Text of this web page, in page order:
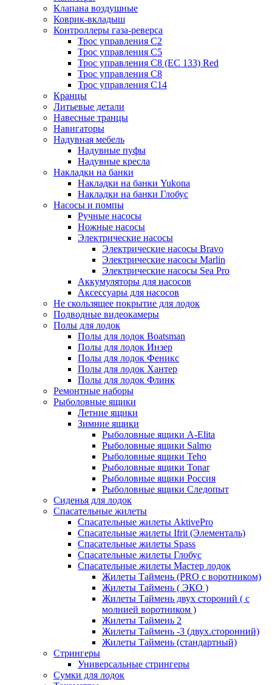
Клапана воздушные
Коврик-вкладыш
Контроллеры газа-реверса
Трос управления C2
Трос управления C5
Трос управления C8 (ЕС 133) Red
Трос управления C8
Трос управления C14
Кранцы
Литьевые детали
Навесные транцы
Навигаторы
Надувная мебель
Надувные пуфы
Надувные кресла
Накладки на банки
Накладки на банки Yukona
Накладки на банки Глобус
Насосы и помпы
Ручные насосы
Ножные насосы
Электрические насосы
Электрические насосы Bravo
Электрические насосы Marlin
Электрические насосы Sea Pro
Аккумуляторы для насосов
Аксессуары для насосов
Не скользящее покрытие для лодок
Подводные видеокамеры
Полы для лодок
Полы для лодок Boatsman
Полы для лодок Инзер
Полы для лодок Феникс
Полы для лодок Хантер
Полы для лодок Флинк
Ремонтные наборы
Рыболовные ящики
Летние ящики
Зимние ящики
Рыболовные ящики A-Elita
Рыболовные ящики Salmo
Рыболовные ящики Teho
Рыболовные ящики Tonar
Рыболовные ящики Россия
Рыболовные ящики Следопыт
Сиденья для лодок
Спасательные жилеты
Спасательные жилеты AktivePro
Спасательные жилеты Ifrit (Элементаль)
Спасательные жилеты Spass
Спасательные жилеты Глобус
Спасательные жилеты Мастер лодок
Жилеты Таймень (PRO c воротником)
Жилеты Таймень ( ЭКО )
Жилеты Таймень двух стороний ( с
молнией воротником )
Жилеты Таймень 2
Жилеты Таймень -3 (двух.сторонний)
Жилеты Таймень (стандартный)
Стрингеры
Универсальные стрингеры
Сумки для лодок